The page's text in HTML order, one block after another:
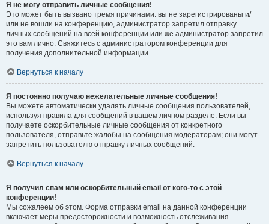
Я не могу отправить личные сообщения!
Это может быть вызвано тремя причинами: вы не зарегистрированы и/
или не вошли на конференцию, администратор запретил отправку
личных сообщений на всей конференции или же администратор запретил
это вам лично. Свяжитесь с администратором конференции для
получения дополнительной информации.
Вернуться к началу
Я постоянно получаю нежелательные личные сообщения!
Вы можете автоматически удалять личные сообщения пользователей,
используя правила для сообщений в вашем личном разделе. Если вы
получаете оскорбительные личные сообщения от конкретного
пользователя, отправьте жалобы на сообщения модераторам; они могут
запретить пользователю отправку личных сообщений.
Вернуться к началу
Я получил спам или оскорбительный email от кого-то с этой
конференции!
Мы сожалеем об этом. Форма отправки email на данной конференции
включает меры предосторожности и возможность отслеживания